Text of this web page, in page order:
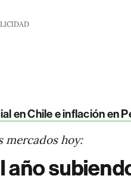
en Chile e inflación en
mercados hoy:
año